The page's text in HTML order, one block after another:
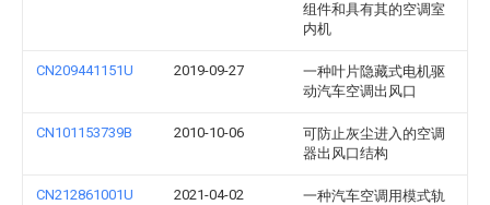
组件和具有其的空调室
内机
CN209441151U 2019-09-27
一种叶片隐藏式电机驱
动汽车空调出风口
CN101153739B 2010-10-06
可防止灰尘进入的空调
器出风口结构
CN212861001U 2021-04-02
一种汽车空调用模式轨